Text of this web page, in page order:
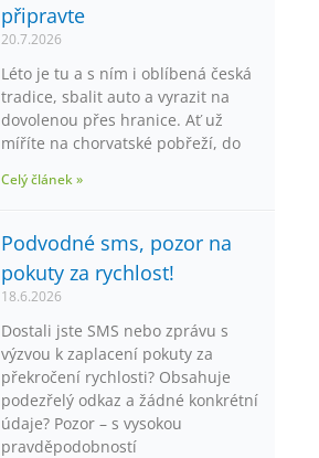
připravte
20.7.2026
Léto je tu a s ním i oblíbená česká
tradice, sbalit auto a vyrazit na
dovolenou přes hranice. Ať už
míříte na chorvatské pobřeží, do
Celý článek »
Podvodné sms, pozor na
pokuty za rychlost!
18.6.2026
Dostali jste SMS nebo zprávu s
výzvou k zaplacení pokuty za
překročení rychlosti? Obsahuje
podezřelý odkaz a žádné konkrétní
údaje? Pozor – s vysokou
pravděpodobností